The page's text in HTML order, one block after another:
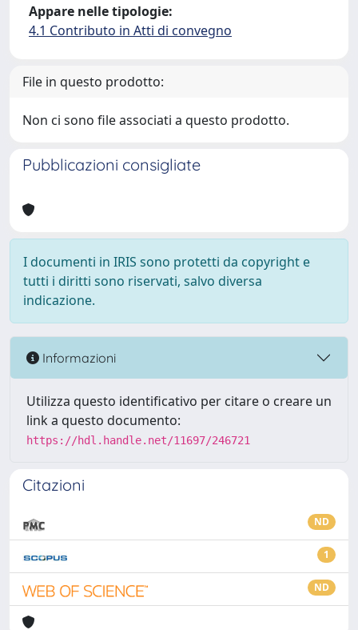
Appare nelle tipologie:
4.1 Contributo in Atti di convegno
File in questo prodotto:
Non ci sono file associati a questo prodotto.
Pubblicazioni consigliate
I documenti in IRIS sono protetti da copyright e
tutti i diritti sono riservati, salvo diversa
indicazione.
Informazioni
Utilizza questo identificativo per citare o creare un
link a questo documento:
https://hdl.handle.net/11697/246721
Citazioni
ND
1
ND